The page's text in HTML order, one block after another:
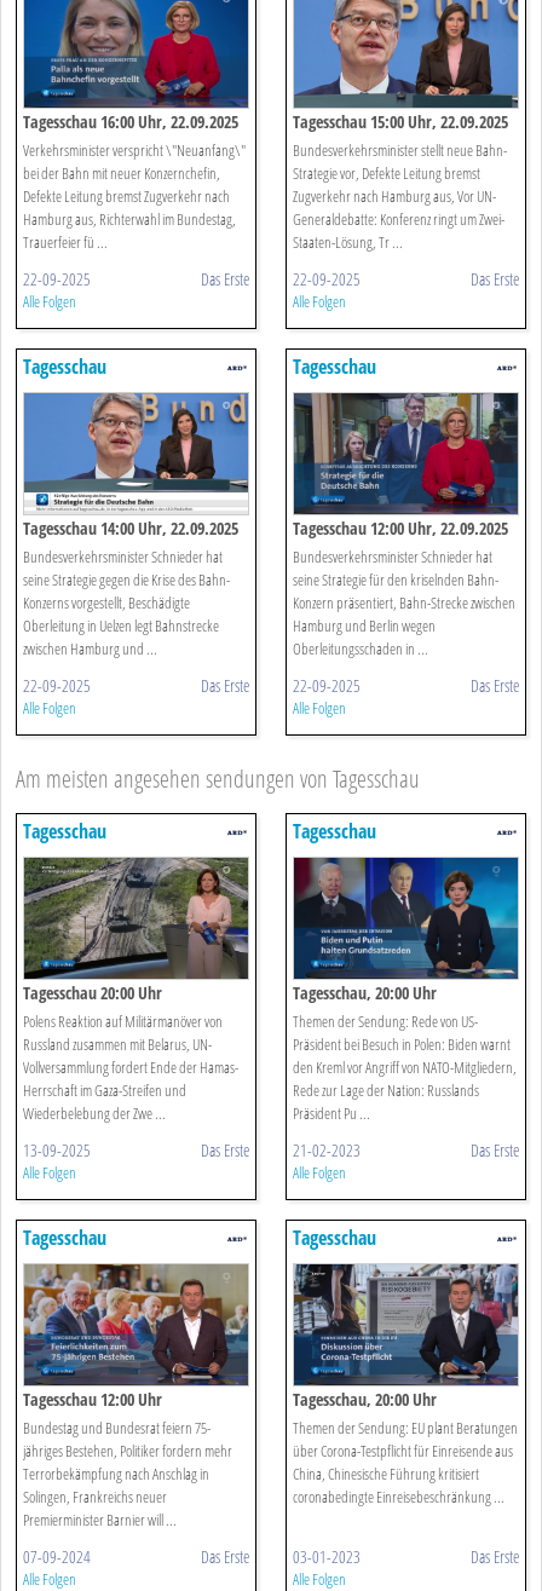
Tagesschau 16:00 Uhr, 22.09.2025
Verkehrsminister verspricht \"Neuanfang\"
bei der Bahn mit neuer Konzernchefin,
Defekte Leitung bremst Zugverkehr nach
Hamburg aus, Richterwahl im Bundestag,
Trauerfeier fü ...
22-09-2025 Das Erste
Alle Folgen
Tagesschau 15:00 Uhr, 22.09.2025
Bundesverkehrsminister stellt neue Bahn-
Strategie vor, Defekte Leitung bremst
Zugverkehr nach Hamburg aus, Vor UN-
Generaldebatte: Konferenz ringt um Zwei-
Staaten-Lösung, Tr ...
22-09-2025 Das Erste
Alle Folgen
Tagesschau
Tagesschau 14:00 Uhr, 22.09.2025
Bundesverkehrsminister Schnieder hat
seine Strategie gegen die Krise des Bahn-
Konzerns vorgestellt, Beschädigte
Oberleitung in Uelzen legt Bahnstrecke
zwischen Hamburg und ...
22-09-2025 Das Erste
Alle Folgen
Tagesschau
Tagesschau 12:00 Uhr, 22.09.2025
Bundesverkehrsminister Schnieder hat
seine Strategie für den kriselnden Bahn-
Konzern präsentiert, Bahn-Strecke zwischen
Hamburg und Berlin wegen
Oberleitungsschaden in ...
22-09-2025 Das Erste
Alle Folgen
Am meisten angesehen sendungen von Tagesschau
Tagesschau
Tagesschau 20:00 Uhr
Polens Reaktion auf Militärmanöver von
Russland zusammen mit Belarus, UN-
Vollversammlung fordert Ende der Hamas-
Herrschaft im Gaza-Streifen und
Wiederbelebung der Zwe ...
13-09-2025 Das Erste
Alle Folgen
Tagesschau
Tagesschau, 20:00 Uhr
Themen der Sendung: Rede von US-
Präsident bei Besuch in Polen: Biden warnt
den Kreml vor Angriff von NATO-Mitgliedern,
Rede zur Lage der Nation: Russlands
Präsident Pu ...
21-02-2023 Das Erste
Alle Folgen
Tagesschau
Tagesschau 12:00 Uhr
Bundestag und Bundesrat feiern 75-
jähriges Bestehen, Politiker fordern mehr
Terrorbekämpfung nach Anschlag in
Solingen, Frankreichs neuer
Premierminister Barnier will ...
07-09-2024 Das Erste
Alle Folgen
Tagesschau
Tagesschau, 20:00 Uhr
Themen der Sendung: EU plant Beratungen
über Corona-Testpflicht für Einreisende aus
China, Chinesische Führung kritisiert
coronabedingte Einreisebeschränkung ...
03-01-2023 Das Erste
Alle Folgen